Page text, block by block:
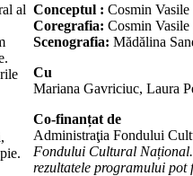
al Conceptul : Cosmin Vasile
Coregrafia: Cosmin Vasile
Scenografia: Mădălina
Cu
Mariana Gavriciuc, Laura
Co-finanțat de
Administraţia Fondului
Fondului Cultural
rezultatele programului pot